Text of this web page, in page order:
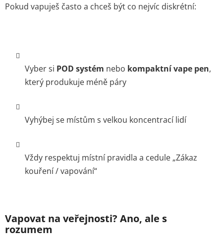
Pokud vapuješ často a chceš být co nejvíc diskrétní:
Vyber si POD systém nebo kompaktní vape pen,
který produkuje méně páry
Vyhýbej se místům s velkou koncentrací lidí
Vždy respektuj místní pravidla a cedule „Zákaz
kouření / vapování“
Vapovat na veřejnosti? Ano, ale s
rozumem